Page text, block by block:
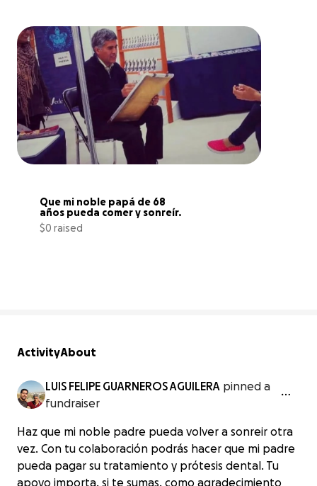
Que mi noble papá de 68
años pueda comer y sonreír.
$0 raised
ActivityAbout
LUIS FELIPE GUARNEROS AGUILERA pinned a
fundraiser
Haz que mi noble padre pueda volver a sonreir otra
vez. Con tu colaboración podrás hacer que mi padre
pueda pagar su tratamiento y prótesis dental. Tu
apoyo importa, si te sumas, como agradecimiento